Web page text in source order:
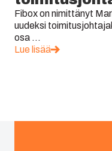
Fibox on nimittänyt
uudeksi
osa ...
Lue lisää